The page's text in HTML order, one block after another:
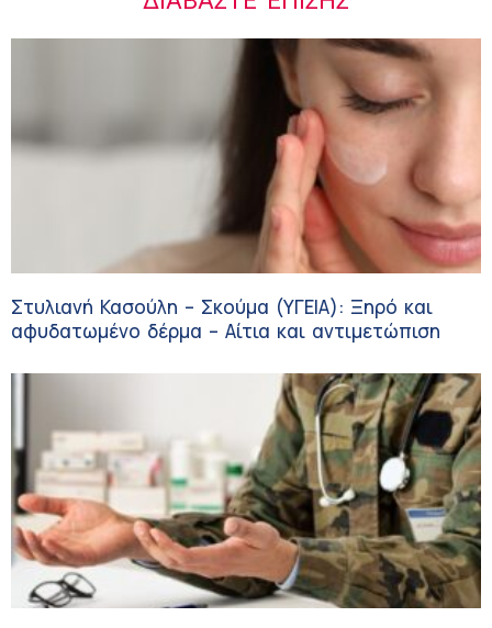
Στυλιανή Κασούλη – Σκούμα (ΥΓΕΙΑ): Ξηρό και
αφυδατωμένο δέρμα – Αίτια και αντιμετώπιση